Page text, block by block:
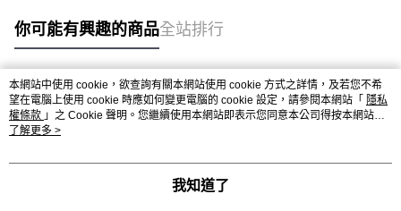
你可能有興趣的商品全站排行
熱門標籤
本網站中使用 cookie，欲查詢有關本網站使用 cookie 方式之詳情，及若您不希
望在電腦上使用 cookie 時應如何變更電腦的 cookie 設定，請參閱本網站「 隱私
權條款 」之 Cookie 聲明。您繼續使用本網站即表示您同意本公司得按本網站使
用條款之 Cookie 聲明使用 cookie。
了解更多 >
我知道了